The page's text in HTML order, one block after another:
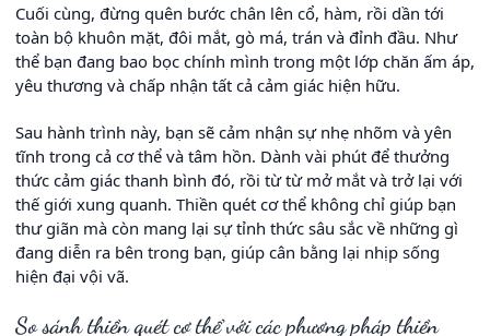
Cuối cùng, đừng quên bước chân lên cổ, hàm, rồi dần tới
toàn bộ khuôn mặt, đôi mắt, gò má, trán và đỉnh đầu. Như
thể bạn đang bao bọc chính mình trong một lớp chăn ấm áp,
yêu thương và chấp nhận tất cả cảm giác hiện hữu.
Sau hành trình này, bạn sẽ cảm nhận sự nhẹ nhõm và yên
tĩnh trong cả cơ thể và tâm hồn. Dành vài phút để thưởng
thức cảm giác thanh bình đó, rồi từ từ mở mắt và trở lại với
thế giới xung quanh. Thiền quét cơ thể không chỉ giúp bạn
thư giãn mà còn mang lại sự tỉnh thức sâu sắc về những gì
đang diễn ra bên trong bạn, giúp cân bằng lại nhịp sống
hiện đại vội vã.
So sánh thiền quét cơ thể với các phương pháp thiền